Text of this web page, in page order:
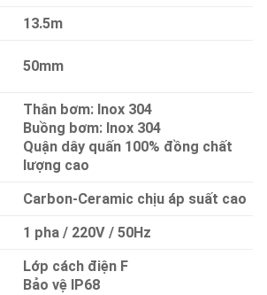
13.5m
50mm
Thân bơm: Inox 304
Buồng bơm: Inox 304
Quận dây quấn 100% đồng chất
lượng cao
Carbon-Ceramic chịu áp suất cao
1 pha / 220V / 50Hz
Lớp cách điện F
Bảo vệ IP68